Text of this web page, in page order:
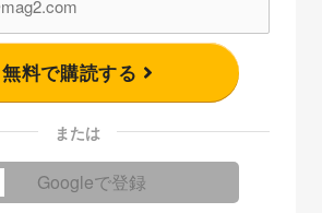
無料で購読する
または
Googleで登録